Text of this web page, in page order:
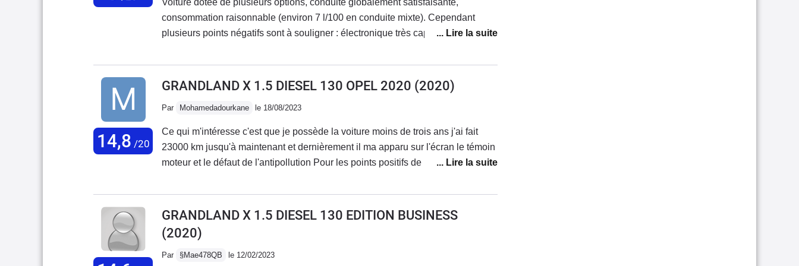
Voiture dotée de plusieurs options, conduite globalement satisfaisante,
consommation raisonnable (environ 7 l/100 en conduite mixte). Cependant
plusieurs points négatifs sont à souligner : électronique très capricieux, espaces
de l'antipollution (retour au concessionnaire une quinzaine de fois sans que le
problème ne soit réglé!!!).
14,8 /20
GRANDLAND X 1.5 DIESEL 130 OPEL 2020 (2020)
Par Mohamedadourkane le 18/08/2023
Ce qui m'intéresse c'est que je possède la voiture moins de trois ans j'ai fait
23000 km jusqu'à maintenant et dernièrement il ma apparu sur l'écran le témoin
moteur et le défaut de l'antipollution Pour les points positifs de la voiture La
satisfaisante
GRANDLAND X 1.5 DIESEL 130 EDITION BUSINESS
(2020)
Par §Mae478QB le 12/02/2023